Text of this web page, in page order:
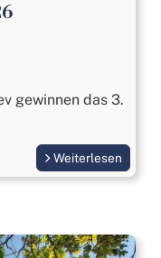
gewinnen das 3.
Weiterlesen